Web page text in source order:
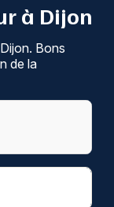
à Dijon
Bons
de la